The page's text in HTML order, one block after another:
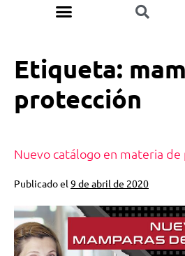
Etiqueta:
protección
Nuevo catálogo en materia de
Publicado el 9 de abril de 2020